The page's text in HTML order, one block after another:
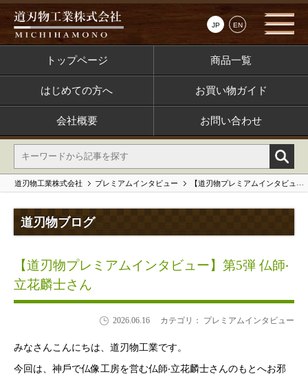
JP EN
トップページ 商品一覧
はじめての方へ お買い物ガイド
会社概要 お問い合わせ
道刃物工業株式会社 プレミアムインタビュー 【道刃物プレミアムインタビュー】第5弾 仏師‧⽴花麟⼠さん
道刃物ブログ
【道刃物プレミアムインタビュー】第5弾 仏師‧
⽴花麟⼠さん
2026.06.16 カテゴリ： プレミアムインタビュー
みなさんこんにちは、道刃物⼯業です。
今回は、神⼾で仏像⼯房を営む仏師‧⽴花麟⼠さんのもとへお邪